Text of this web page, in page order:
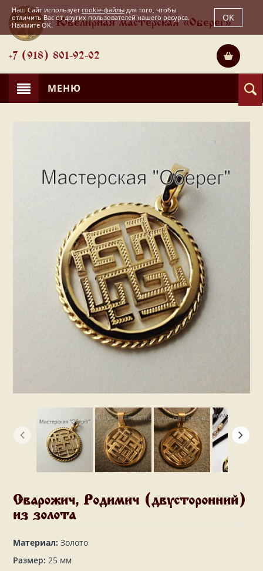
Ювелирная мастерская «Оберег»
+7 (918) 801-92-02
МЕНЮ
Сварожич, Родимич (двусторонний)
из золота
Материал: Золото
Размер: 25 мм
Наш Сайт использует cookie-файлы для того, чтобы
отличить Вас от других пользователей нашего ресурса.
Нажмите OK.
OK